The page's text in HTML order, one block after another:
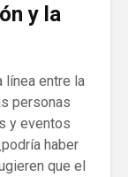
y la
línea entre la
personas
y eventos
haber
que el